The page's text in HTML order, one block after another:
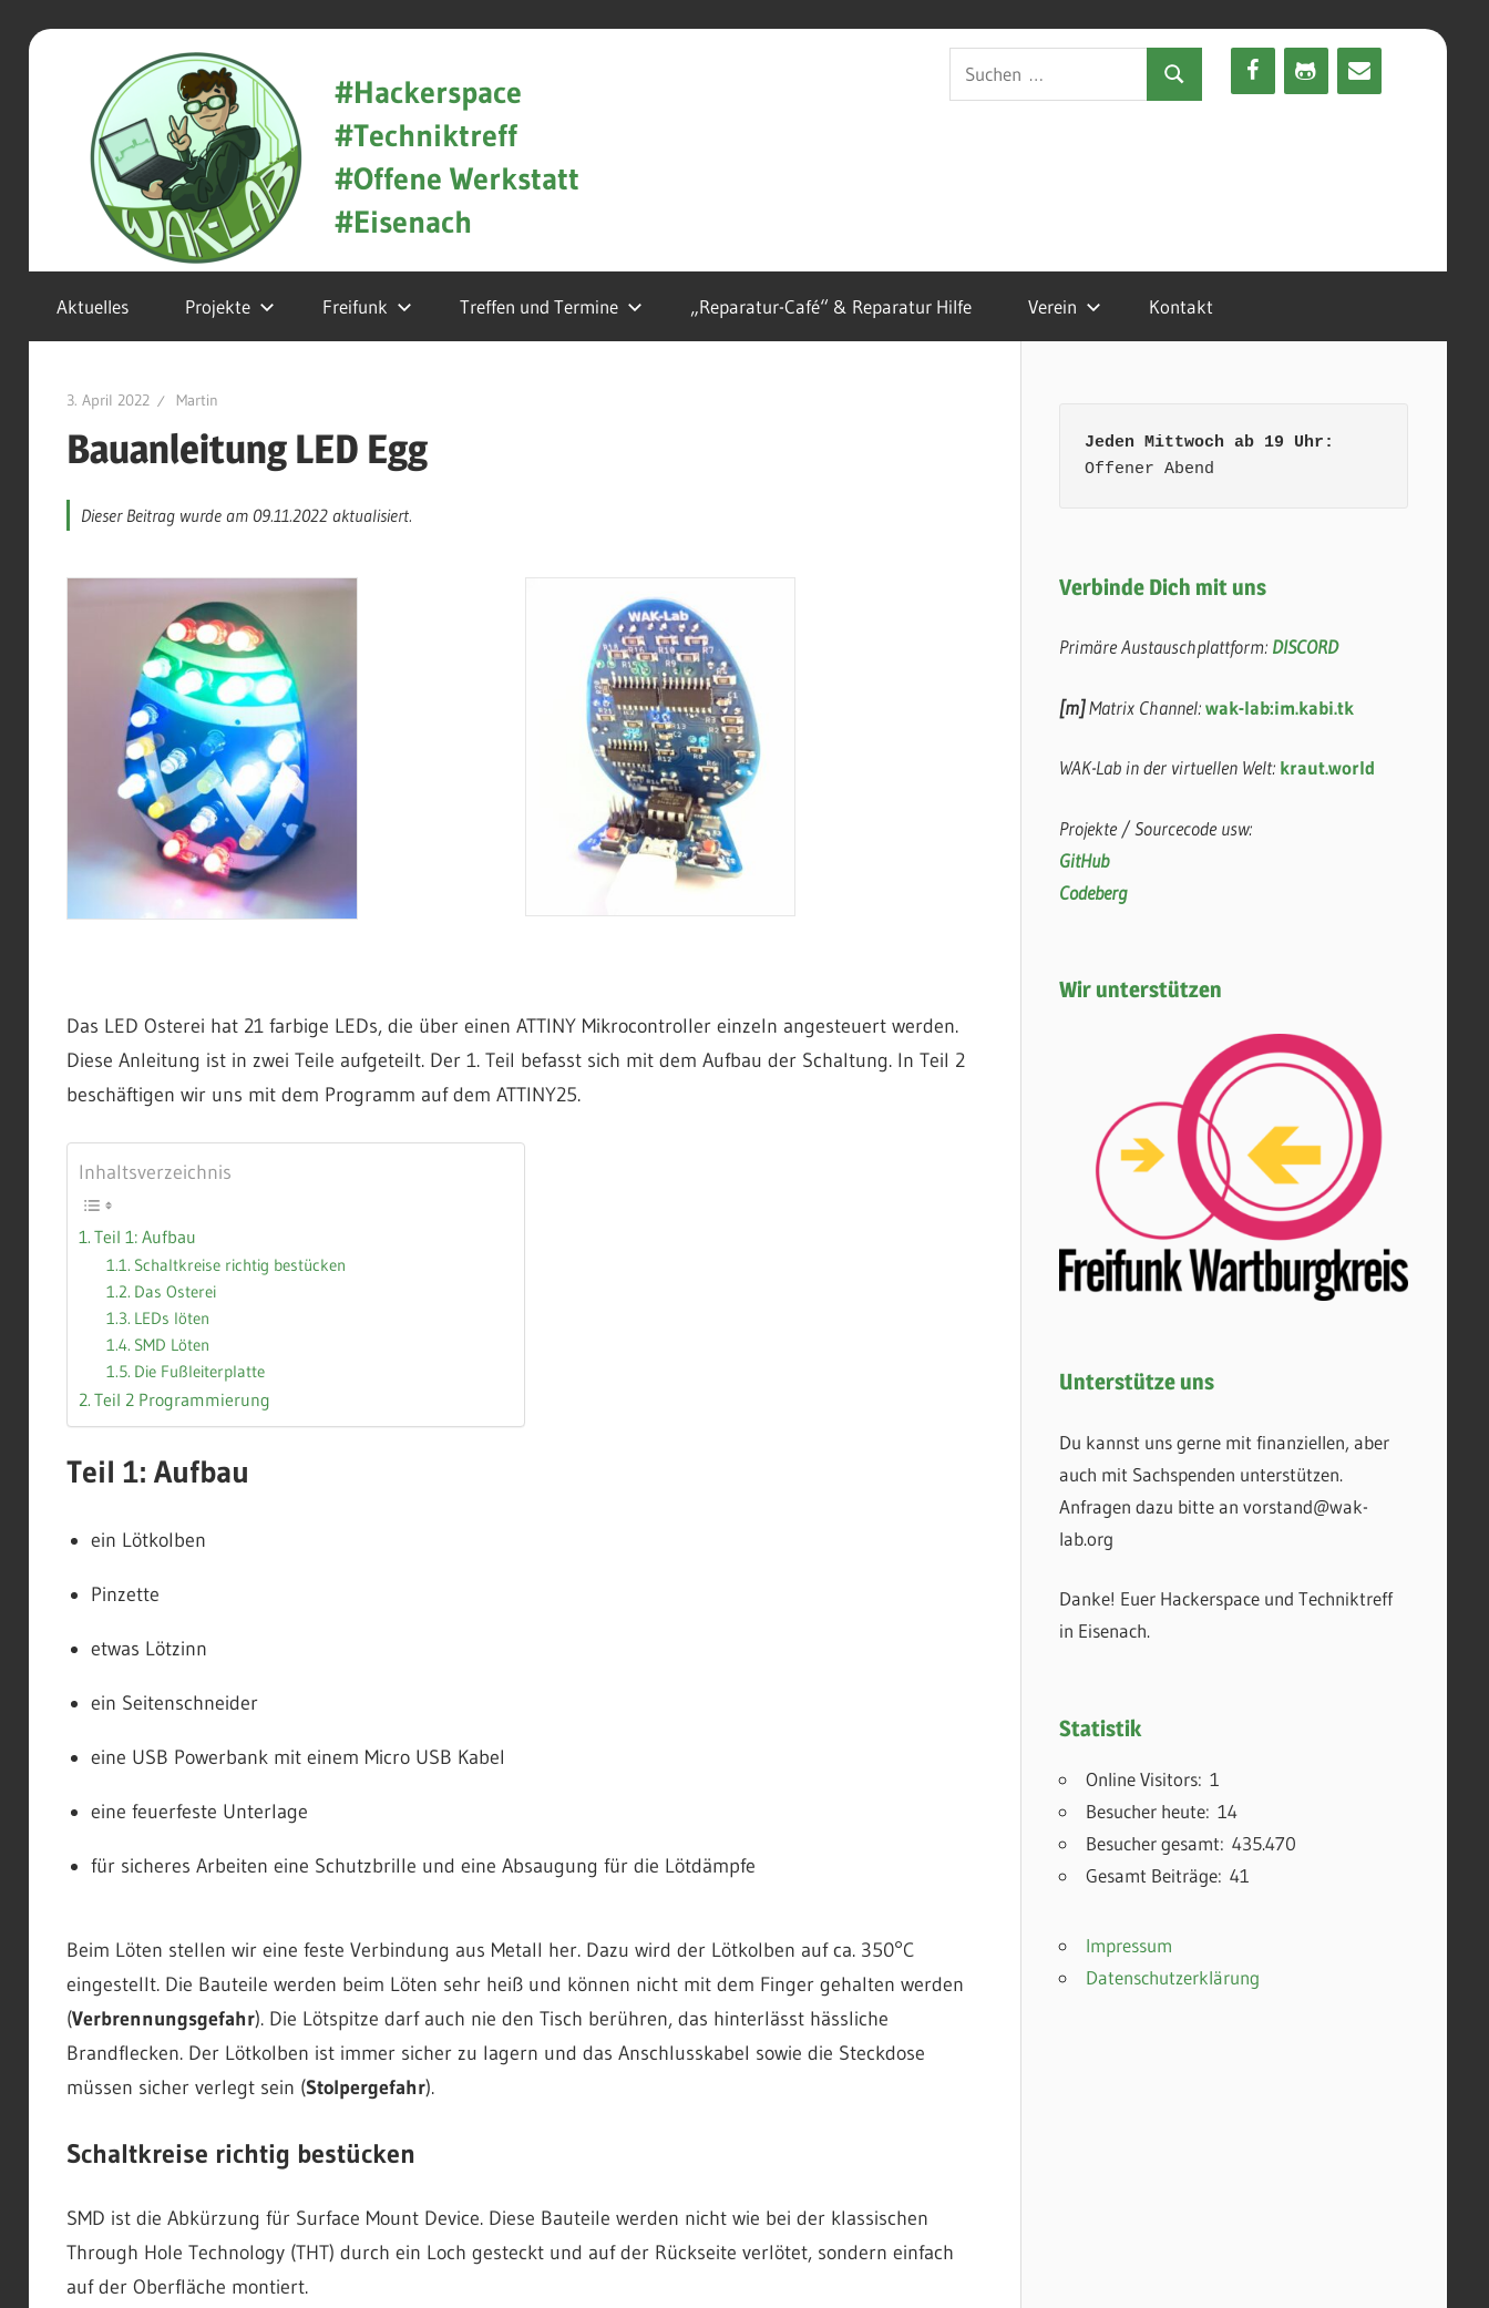
Zum
WAK-
Lab
in
Eisenach
#Hackerspace
#Techniktreff
#Offene Werkstatt
#Eisenach
Suchen
nach:
Suchen
Aktuelles Projekte Freifunk Treffen und Termine „Reparatur-Café“ & Reparatur Hilfe Verein Kontakt
3. April 2022 Martin
Bauanleitung LED Egg
Dieser Beitrag wurde am 09.11.2022 aktualisiert.
Das LED Osterei hat 21 farbige LEDs, die über einen ATTINY Mikrocontroller einzeln angesteuert werden.
Diese Anleitung ist in zwei Teile aufgeteilt. Der 1. Teil befasst sich mit dem Aufbau der Schaltung. In Teil 2
beschäftigen wir uns mit dem Programm auf dem ATTINY25.
Inhaltsverzeichnis
Teil 1: Aufbau
Schaltkreise richtig bestücken
Das Osterei
LEDs löten
SMD Löten
Die Fußleiterplatte
Teil 2 Programmierung
Teil 1: Aufbau
ein Lötkolben
Pinzette
etwas Lötzinn
ein Seitenschneider
eine USB Powerbank mit einem Micro USB Kabel
eine feuerfeste Unterlage
für sicheres Arbeiten eine Schutzbrille und eine Absaugung für die Lötdämpfe
Beim Löten stellen wir eine feste Verbindung aus Metall her. Dazu wird der Lötkolben auf ca. 350°C
eingestellt. Die Bauteile werden beim Löten sehr heiß und können nicht mit dem Finger gehalten werden
(Verbrennungsgefahr). Die Lötspitze darf auch nie den Tisch berühren, das hinterlässt hässliche
Brandflecken. Der Lötkolben ist immer sicher zu lagern und das Anschlusskabel sowie die Steckdose
müssen sicher verlegt sein (Stolpergefahr).
Schaltkreise richtig bestücken
SMD ist die Abkürzung für Surface Mount Device. Diese Bauteile werden nicht wie bei der klassischen
Through Hole Technology (THT) durch ein Loch gesteckt und auf der Rückseite verlötet, sondern einfach
auf der Oberfläche montiert.
Jeden Mittwoch ab 19 Uhr:
Offener Abend
Verbinde Dich mit uns
Primäre Austauschplattform: DISCORD
[m]Matrix Channel:wak-lab:im.kabi.tk
WAK-Lab in der virtuellen Welt: kraut.world
Projekte / Sourcecode usw:
GitHub
Codeberg
Wir unterstützen
Unterstütze uns
Du kannst uns gerne mit finanziellen, aber
auch mit Sachspenden unterstützen.
Anfragen dazu bitte an vorstand@wak-
lab.org
Danke! Euer Hackerspace und Techniktreff
in Eisenach.
Statistik
Online Visitors: 1
Besucher heute: 14
Besucher gesamt: 435.470
Gesamt Beiträge: 41
Impressum
Datenschutzerklärung